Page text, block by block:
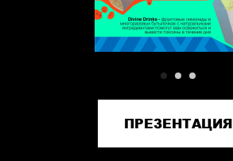
ПРЕЗЕНТАЦИЯ